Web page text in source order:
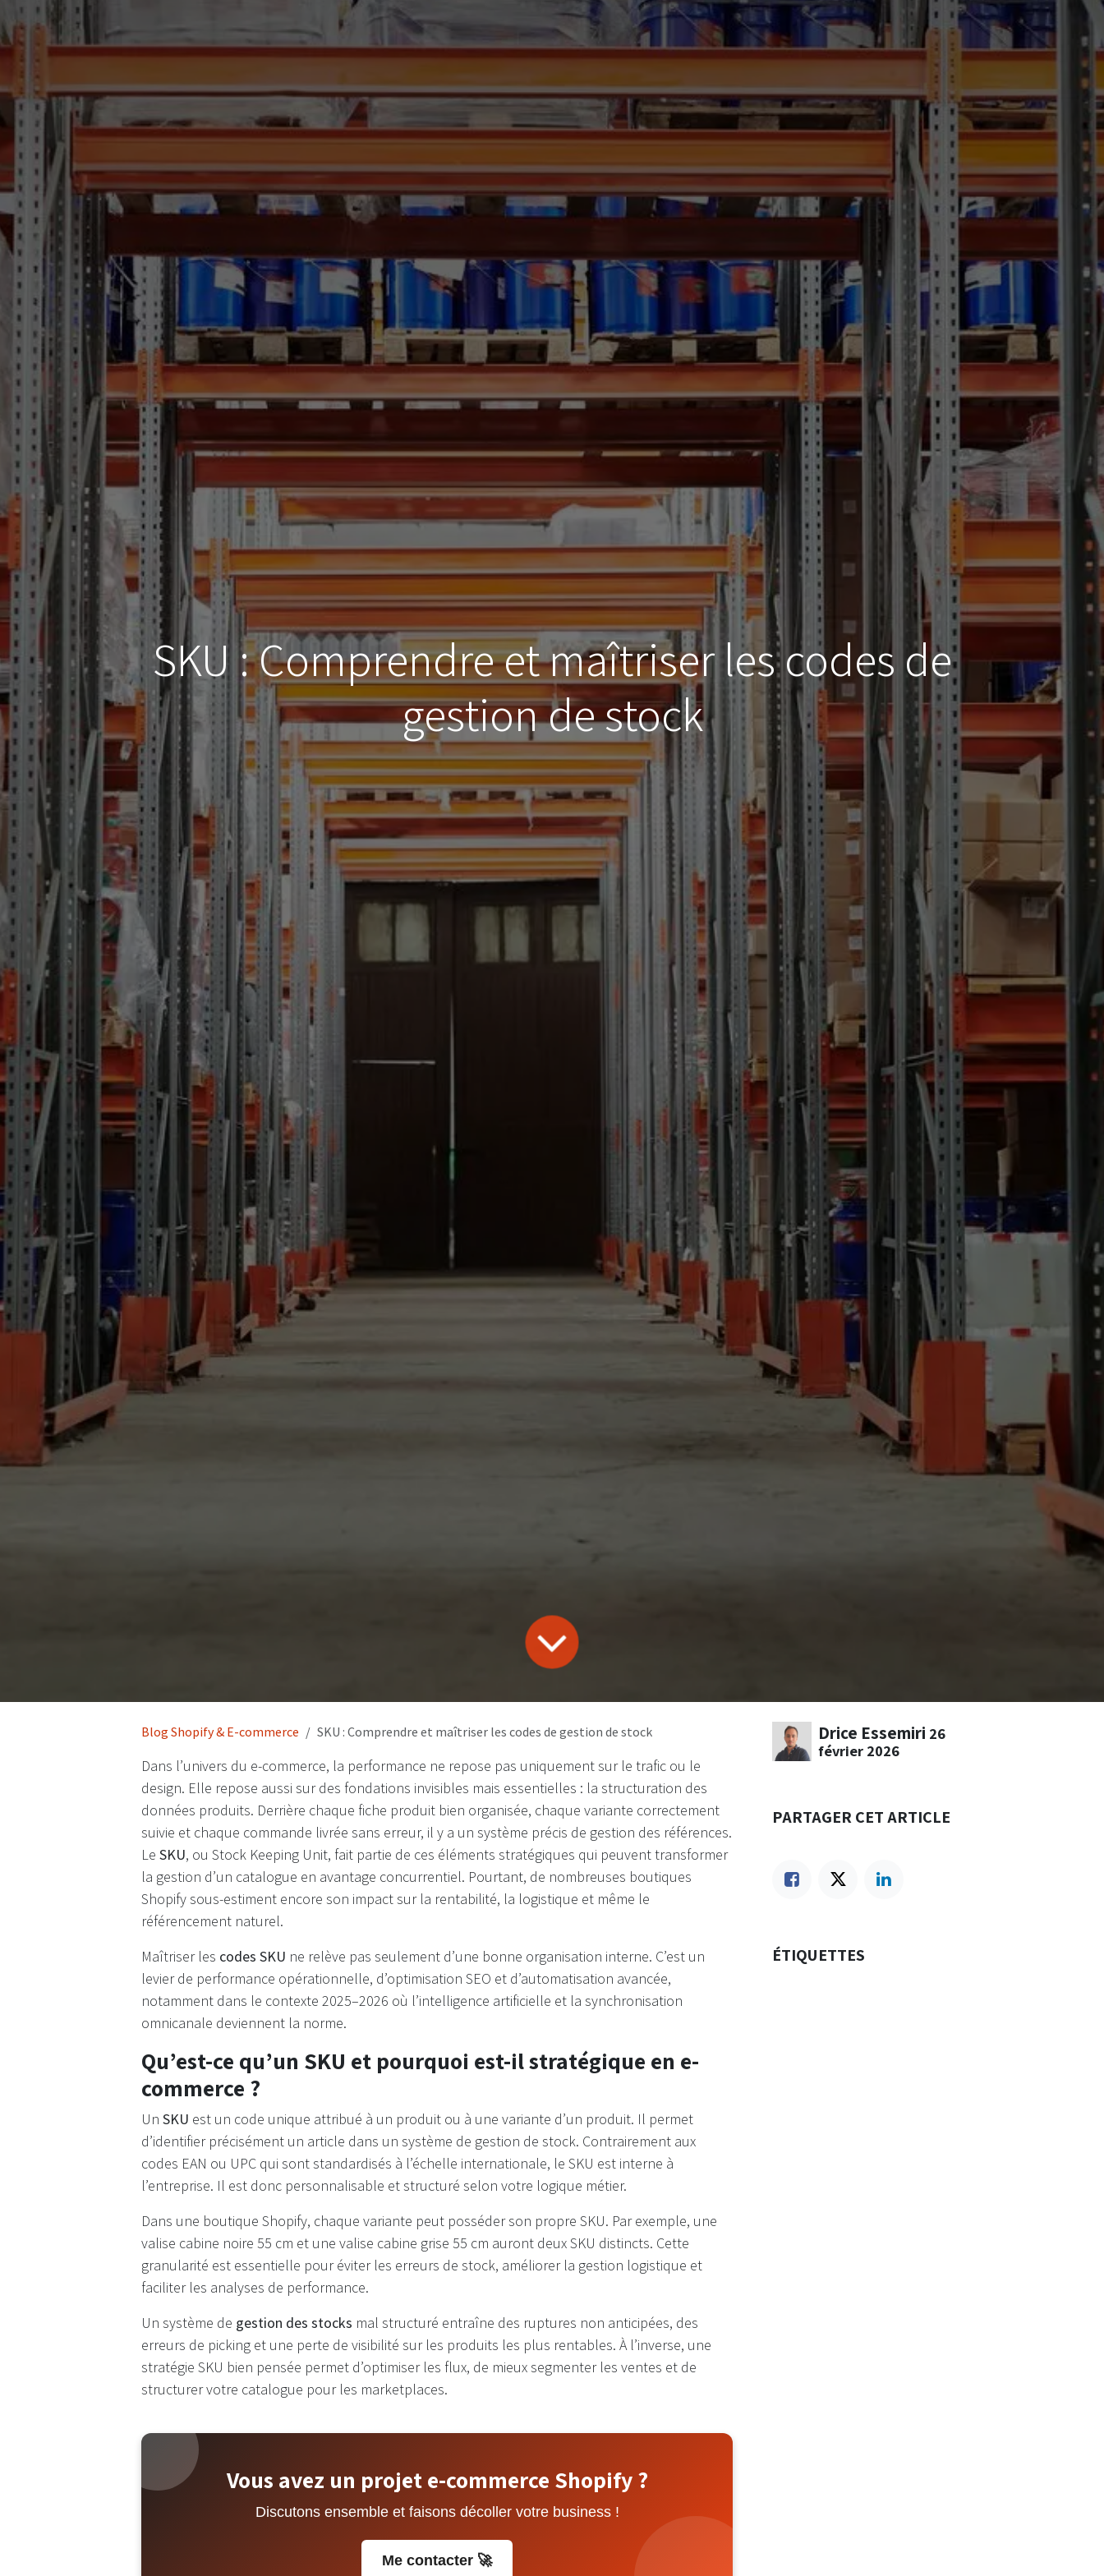
SKU : Comprendre et maîtriser les codes de
gestion de stock
Blog Shopify & E-commerce SKU : Comprendre et maîtriser les codes de gestion de stock
Dans l’univers du e-commerce, la performance ne repose pas uniquement sur le trafic ou le
design. Elle repose aussi sur des fondations invisibles mais essentielles : la structuration des
données produits. Derrière chaque fiche produit bien organisée, chaque variante correctement
suivie et chaque commande livrée sans erreur, il y a un système précis de gestion des références.
Le SKU, ou Stock Keeping Unit, fait partie de ces éléments stratégiques qui peuvent transformer
la gestion d’un catalogue en avantage concurrentiel. Pourtant, de nombreuses boutiques
Shopify sous-estiment encore son impact sur la rentabilité, la logistique et même le
référencement naturel.
Maîtriser les codes SKU ne relève pas seulement d’une bonne organisation interne. C’est un
levier de performance opérationnelle, d’optimisation SEO et d’automatisation avancée,
notamment dans le contexte 2025–2026 où l’intelligence artificielle et la synchronisation
omnicanale deviennent la norme.
Qu’est-ce qu’un SKU et pourquoi est-il stratégique en e-
commerce ?
Un SKU est un code unique attribué à un produit ou à une variante d’un produit. Il permet
d’identifier précisément un article dans un système de gestion de stock. Contrairement aux
codes EAN ou UPC qui sont standardisés à l’échelle internationale, le SKU est interne à
l’entreprise. Il est donc personnalisable et structuré selon votre logique métier.
Dans une boutique Shopify, chaque variante peut posséder son propre SKU. Par exemple, une
valise cabine noire 55 cm et une valise cabine grise 55 cm auront deux SKU distincts. Cette
granularité est essentielle pour éviter les erreurs de stock, améliorer la gestion logistique et
faciliter les analyses de performance.
Un système de gestion des stocks mal structuré entraîne des ruptures non anticipées, des
erreurs de picking et une perte de visibilité sur les produits les plus rentables. À l’inverse, une
stratégie SKU bien pensée permet d’optimiser les flux, de mieux segmenter les ventes et de
structurer votre catalogue pour les marketplaces.
Vous avez un projet e-commerce Shopify ?
Discutons ensemble et faisons décoller votre business !
Me contacter 🚀
Drice Essemiri 26
février 2026
PARTAGER CET ARTICLE
ÉTIQUETTES